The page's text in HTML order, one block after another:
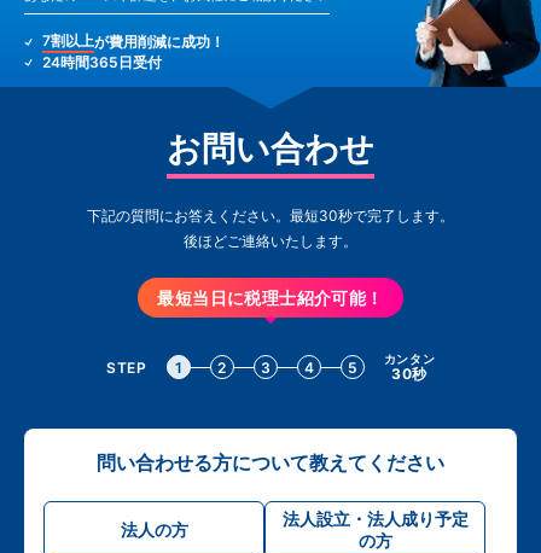
7割以上が費用削減に成功！
24時間365日受付
お問い合わせ
下記の質問にお答えください。最短30秒で完了します。
後ほどご連絡いたします。
最短当日に税理士紹介可能！
STEP 1 2 3 4 5 カンタン
30秒
問い合わせる方について教えてください
法人の方
法人設立・法人成り予定
の方